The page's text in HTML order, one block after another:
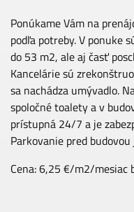
Ponúkame Vám na
podľa potreby. V ponuke
do 53 m2, ale aj časť
Kancelárie sú
sa nachádza umývadlo.
spoločné toalety a v
prístupná 24/7 a je
Parkovanie pred
Cena: 6,25 €/m2/mesiac